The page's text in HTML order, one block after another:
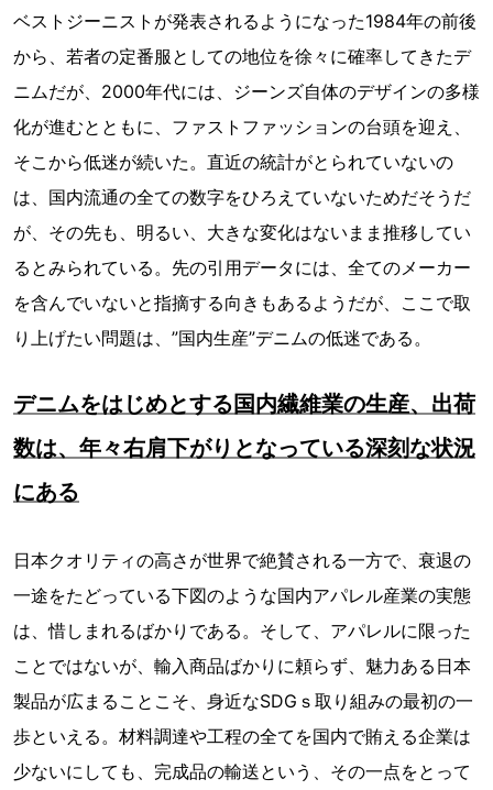
ベストジーニストが発表されるようになった1984年の前後
から、若者の定番服としての地位を徐々に確率してきたデ
ニムだが、2000年代には、ジーンズ自体のデザインの多様
化が進むとともに、ファストファッションの台頭を迎え、
そこから低迷が続いた。直近の統計がとられていないの
は、国内流通の全ての数字をひろえていないためだそうだ
が、その先も、明るい、大きな変化はないまま推移してい
るとみられている。先の引用データには、全てのメーカー
を含んでいないと指摘する向きもあるようだが、ここで取
り上げたい問題は、”国内生産”デニムの低迷である。
デニムをはじめとする国内繊維業の生産、出荷
数は、年々右肩下がりとなっている深刻な状況
にある
日本クオリティの高さが世界で絶賛される一方で、衰退の
一途をたどっている下図のような国内アパレル産業の実態
は、惜しまれるばかりである。そして、アパレルに限った
ことではないが、輸入商品ばかりに頼らず、魅力ある日本
製品が広まることこそ、身近なSDGｓ取り組みの最初の一
歩といえる。材料調達や工程の全てを国内で賄える企業は
少ないにしても、完成品の輸送という、その一点をとって